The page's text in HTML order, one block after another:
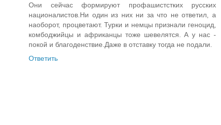
Они сейчас формируют профашистстких русских
националистов.Ни один из них ни за что не ответил, а
наоборот, процветают. Турки и немцы признали геноцид,
комбоджийцы и африканцы тоже шевелятся. А у нас -
покой и благоденствие.Даже в отставку тогда не подали.
Ответить